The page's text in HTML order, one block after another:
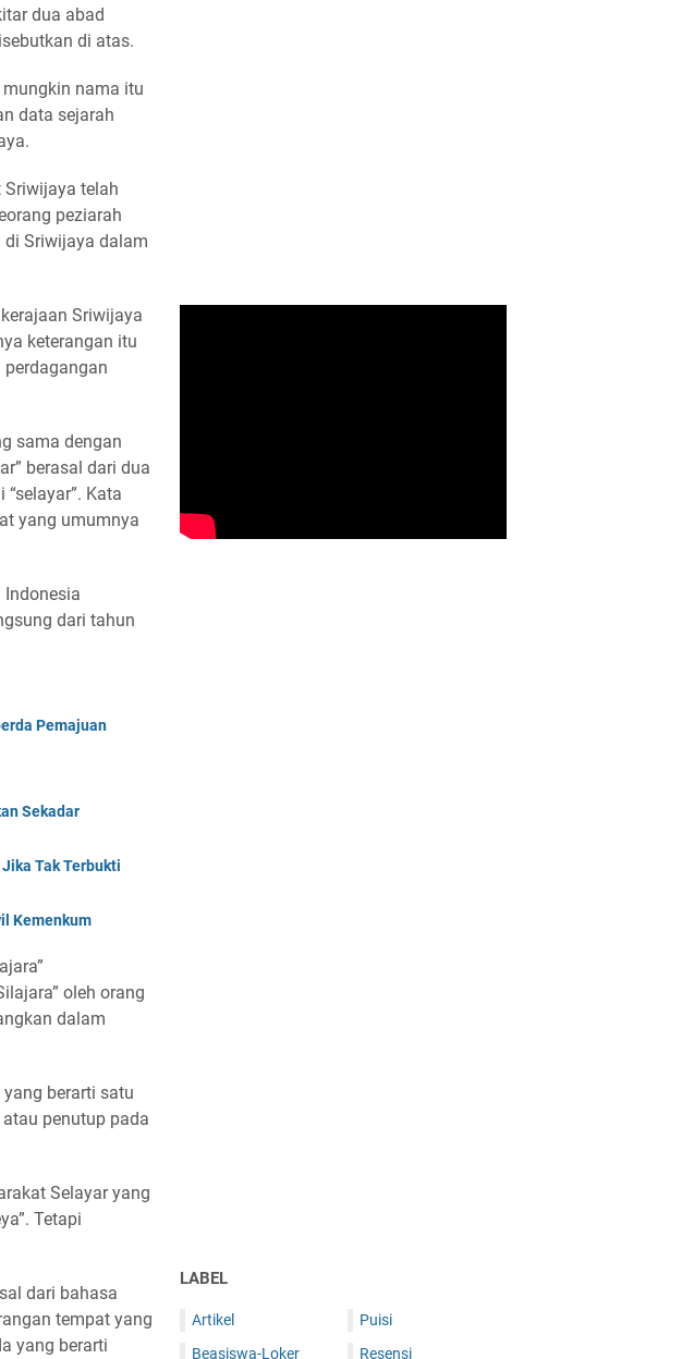
dua abad
di atas.
nama itu
data sejarah
Sriwijaya telah
peziarah
di Sriwijaya dalam
Sriwijaya
keterangan itu
sama dengan
berasal dari dua
Kata
yang umumnya
Indonesia
dari tahun
Pemajuan
Sekadar
Tak Terbukti
Kemenkum
oleh orang
dalam
yang berarti satu
penutup pada
Selayar yang
Tetapi
dari bahasa
tempat yang
yang berarti
LABEL
Artikel
Beasiswa-Loker
Puisi
Resensi